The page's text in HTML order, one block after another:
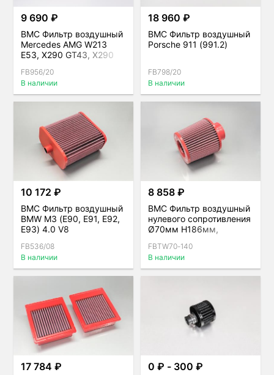
9 690 ₽
BMC Фильтр воздушный
Mercedes AMG W213
E53, X290 GT43, X290
FB956/20
В наличии
18 960 ₽
BMC Фильтр воздушный
Porsche 911 (991.2)
FB798/20
В наличии
10 172 ₽
BMC Фильтр воздушный
BMW M3 (E90, E91, E92,
E93) 4.0 V8
FB536/08
В наличии
8 858 ₽
BMC Фильтр воздушный
нулевого сопротивления
Ø70мм H186мм,
FBTW70-140
В наличии
17 784 ₽ 0 ₽ - 300 ₽